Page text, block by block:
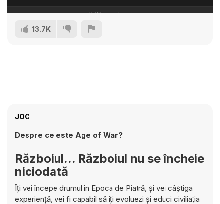
13.7K
JOC
Despre ce este Age of War?
Războiul... Războiul nu se încheie
niciodată
Îți vei începe drumul în Epoca de Piatră, și vei câștiga
experiență, vei fi capabil să îți evoluezi și educi civiliația